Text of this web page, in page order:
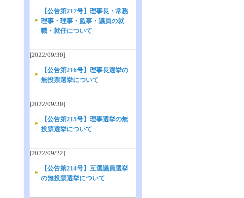
【公告第217号】理事長・常務
理事・理事・監事・議員の就
職・就任について
[2022/09/30]
【公告第216号】理事長選挙の
無投票選挙について
[2022/09/30]
【公告第215号】理事選挙の無
投票選挙について
[2022/09/22]
【公告第214号】互選議員選挙
の無投票選挙について